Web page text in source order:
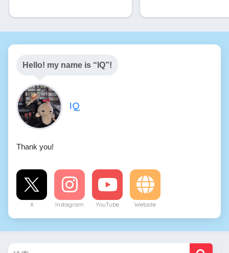
o
Hello! my name is “IQ”!
IQ
Thank you!
X Instagram YouTube Website